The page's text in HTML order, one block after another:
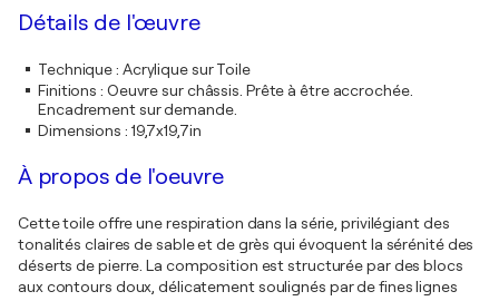
Détails de l'œuvre
Technique: Acrylique sur Toile
Finitions : Oeuvre sur châssis. Prête à être accrochée.
Encadrement sur demande.
Dimensions : 19,7x19,7in
À propos de l'oeuvre
Cette toile offre une respiration dans la série, privilégiant des
tonalités claires de sable et de grès qui évoquent la sérénité des
déserts de pierre. La composition est structurée par des blocs
aux contours doux, délicatement soulignés par de fines lignes